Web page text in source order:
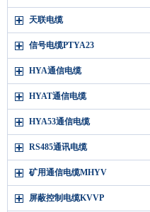
天联电缆
信号电缆PTYA23
HYA通信电缆
HYAT通信电缆
HYA53通信电缆
RS485通讯电缆
矿用通信电缆MHYV
屏蔽控制电缆KVVP